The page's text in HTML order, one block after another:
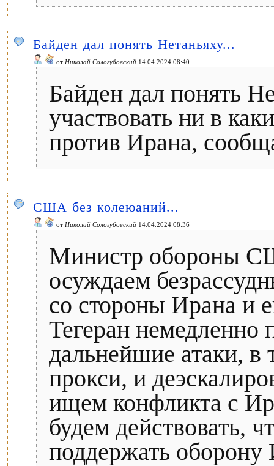
Байден дал понять Нетаньяху...
от Николай Сологубовский 14.04.2024 08:40
Байден дал понять
участвовать ни в
против Ирана,
США без колеюаний...
от Николай Сологубовский 14.04.2024 08:36
Министр обороны
осуждаем
со стороны Ирана и
Тегеран немедленно
дальнейшие атаки, в
прокси, и
ищем конфликта с
будем действовать,
поддержать оборону